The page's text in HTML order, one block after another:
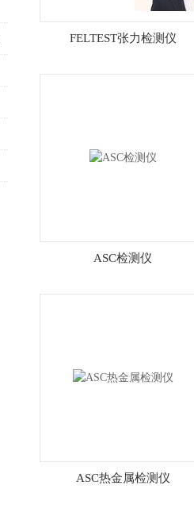
FELTEST张力检测仪
ASC检测仪
ASC热金属检测仪